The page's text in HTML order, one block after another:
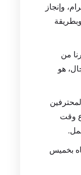
المياه
وإنجاز
من
وقت